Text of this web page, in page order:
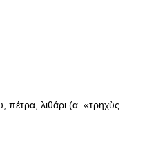
πέτρα, λιθάρι (α. «τρηχὺς